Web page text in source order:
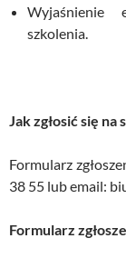
Wyjaśnienie
szkolenia.
Jak zgłosić się na
Formularz
38 55 lub email:
Formularz